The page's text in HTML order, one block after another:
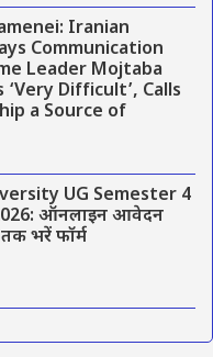
Iranian
Communication
Leader Mojtaba
Difficult’, Calls
a Source of
UG Semester 4
ऑनलाइन आवेदन
भरें फॉर्म